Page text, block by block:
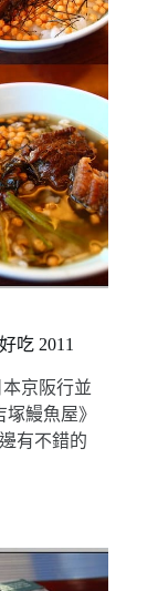
吃 2011
京阪行並
鰻魚屋》
有不錯的